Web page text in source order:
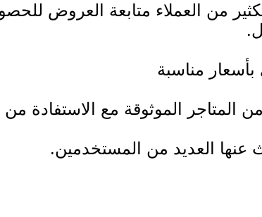
من العملاء متابعة العروض
مناسبة
المتاجر الموثوقة مع الاستفادة
عنها العديد من المستخدمين.